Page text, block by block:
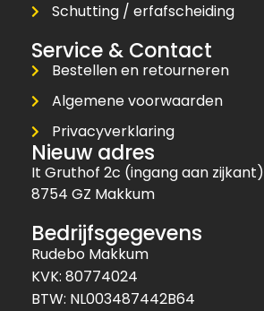
Schutting / erfafscheiding
Service & Contact
Bestellen en retourneren
Algemene voorwaarden
Privacyverklaring
Nieuw adres
It Gruthof 2c (ingang aan zijkant)
8754 GZ Makkum
Bedrijfsgegevens
Rudebo Makkum
KVK: 80774024
BTW: NL003487442B64